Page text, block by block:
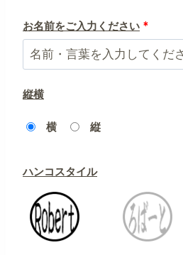
お名前をご入力ください *
縦横
横 縦
ハンコスタイル